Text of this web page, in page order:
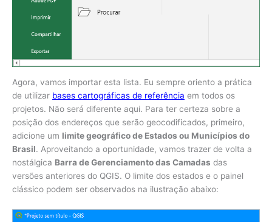
Agora, vamos importar esta lista. Eu sempre oriento a prática
de utilizar bases cartográficas de referência em todos os
projetos. Não será diferente aqui. Para ter certeza sobre a
posição dos endereços que serão geocodificados, primeiro,
adicione um limite geográfico de Estados ou Municípios do
Brasil. Aproveitando a oportunidade, vamos trazer de volta a
nostálgica Barra de Gerenciamento das Camadas das
versões anteriores do QGIS. O limite dos estados e o painel
clássico podem ser observados na ilustração abaixo: